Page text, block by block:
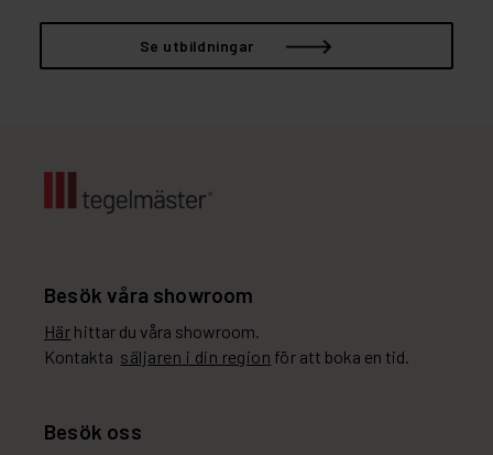
Se utbildningar
Besök våra showroom
Här hittar du våra showroom.
Kontakta säljaren i din region för att boka en tid.
Besök oss